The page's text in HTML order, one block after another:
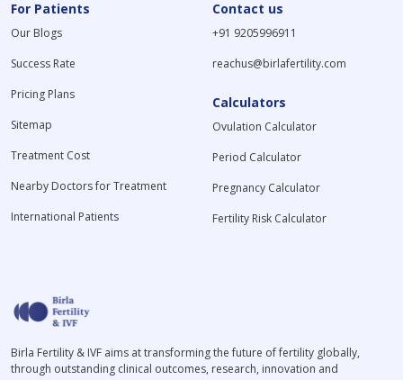
For Patients
Our Blogs
Success Rate
Pricing Plans
Sitemap
Treatment Cost
Nearby Doctors for Treatment
International Patients
Contact us
+91 9205996911
reachus@birlafertility.com
Calculators
Ovulation Calculator
Period Calculator
Pregnancy Calculator
Fertility Risk Calculator
Birla Fertility & IVF aims at transforming the future of fertility globally,
through outstanding clinical outcomes, research, innovation and